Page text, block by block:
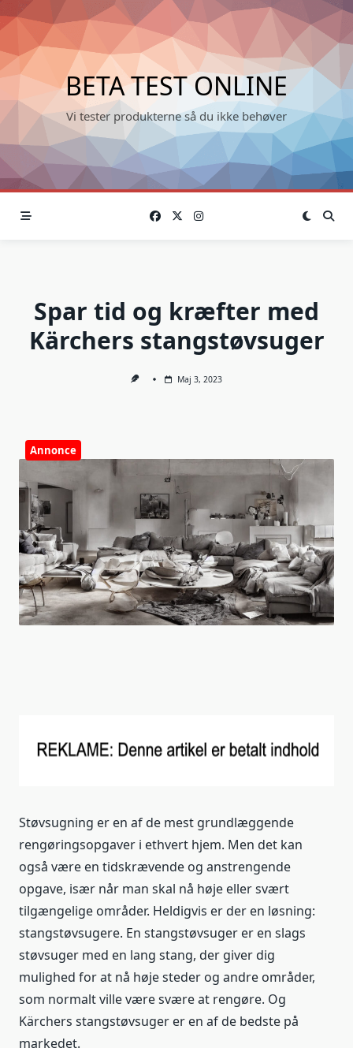
Skip
to
content
BETA TEST ONLINE
Vi tester produkterne så du ikke behøver
Spar tid og kræfter med
Kärchers stangstøvsuger
Maj 3, 2023
Annonce
Støvsugning er en af de mest grundlæggende
rengøringsopgaver i ethvert hjem. Men det kan
også være en tidskrævende og anstrengende
opgave, især når man skal nå høje eller svært
tilgængelige områder. Heldigvis er der en løsning:
stangstøvsugere. En stangstøvsuger er en slags
støvsuger med en lang stang, der giver dig
mulighed for at nå høje steder og andre områder,
som normalt ville være svære at rengøre. Og
Kärchers stangstøvsuger er en af de bedste på
markedet.